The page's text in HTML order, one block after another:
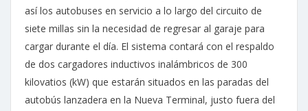
así los autobuses en servicio a lo largo del circuito de
siete millas sin la necesidad de regresar al garaje para
cargar durante el día. El sistema contará con el respaldo
de dos cargadores inductivos inalámbricos de 300
kilovatios (kW) que estarán situados en las paradas del
autobús lanzadera en la Nueva Terminal, justo fuera del